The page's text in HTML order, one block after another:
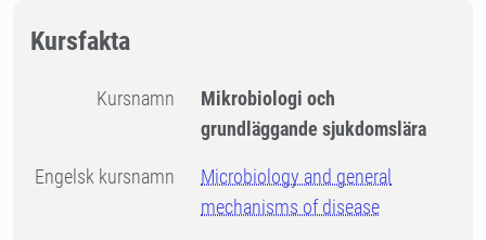
Kursfakta
Kursnamn
Mikrobiologi och
grundläggande sjukdomslära
Engelsk kursnamn
Microbiology and general
mechanisms of disease